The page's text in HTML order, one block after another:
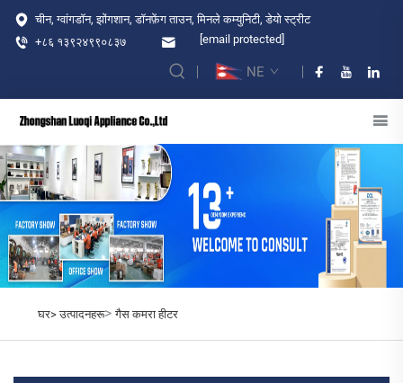
चीन, ग्वांगडॉन, झोंगशान, डॉनफ़ेंग ताउन, मिनले कम्युनिटी, डेयो स्ट्रीट
+८६ १३९२४९९०८३७
[email protected]
NE
घर>उत्पादनहरू>गैस कमरा हीटर